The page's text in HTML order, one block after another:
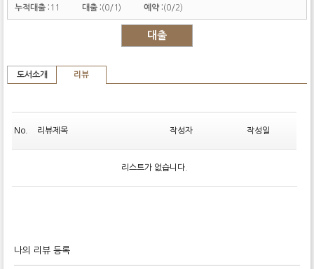
누적대출 : 11 대출 :(0/1) 예약 :(0/2)
대출
도서소개 리뷰
No. 리뷰제목 작성자 작성일
리스트가 없습니다.
나의 리뷰 등록